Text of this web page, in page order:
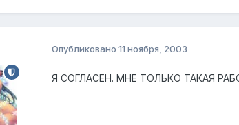
Опубликовано 11 ноября, 2003
Я СОГЛАСЕН. МНЕ ТОЛЬКО ТАКАЯ